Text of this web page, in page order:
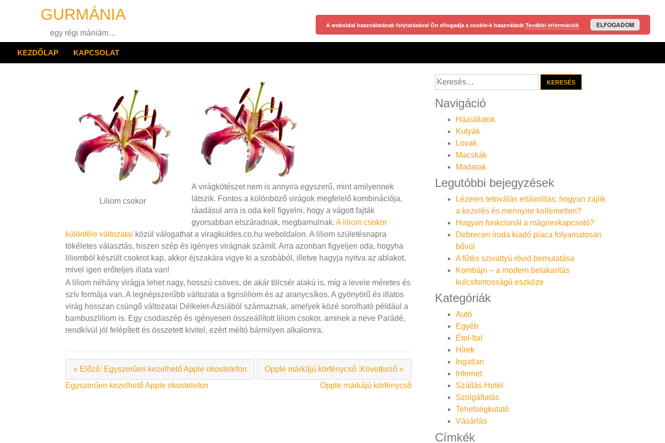
GURMÁNIA
egy régi mániám…
KEZDŐLAP KAPCSOLAT
Liliom csokor
A virágkötészet nem is annyira egyszerű, mint amilyennek
látszik. Fontos a különböző virágok megfelelő kombinációja,
ráadásul arra is oda kell figyelni, hogy a vágott fajták
gyorsabban elszáradnak, megbarnulnak. A liliom csokor
különféle változatai közül válogathat a viragkuldes.co.hu weboldalon. A liliom születésnapra
tökéletes választás, hiszen szép és igényes virágnak számít. Arra azonban figyeljen oda, hogyha
liliomból készült csokrot kap, akkor éjszakára vigye ki a szobából, illetve hagyja nyitva az ablakot,
mivel igen erőteljes illata van!
A liliom néhány virágja lehet nagy, hosszú csöves, de akár tölcsér alakú is, míg a levele méretes és
szív formája van. A legnépszerűbb változata a tigrisliliom és az aranycsíkos. A gyönyörű és illatos
virág hosszan csüngő változatai Délkelet-Ázsiából származnak, amelyek közé sorolható például a
bambuszliliom is. Egy csodaszép és igényesen összeállított liliom csokor, aminek a neve Parádé,
rendkívül jól felépített és összetett kivitel, ezért méltó bármilyen alkalomra.
« Előző: Egyszerűen kezelhető Apple okostelefon Opple márkájú körfénycső :Következő »
Bejegyzés
Egyszerűen kezelhető Apple okostelefon Opple márkájú körfénycső
Keresés:
Navigáció
Háziállatok
Kutyák
Lovak
Macskák
Madarak
Legutóbbi bejegyzések
Lézeres tetoválás eltávolítás: hogyan zajlik
a kezelés és mennyire kellemetlen?
Hogyan funkcionál a mágneskapcsoló?
Debrecen iroda kiadó piaca folyamatosan
bővül
A fűtés szivattyú rövid bemutatása
Kombájn – a modern betakarítás
kulcsfontosságú eszköze
Kategóriák
Autó
Egyéb
Étel-Ital
Hírek
Ingatlan
Internet
Szállás-Hotel
Szolgáltatás
Tehetségkutató
Vásárlás
Címkék
A weboldal használatának folytatásával Ön elfogadja a cookie-k használatát További információk ELFOGADOM